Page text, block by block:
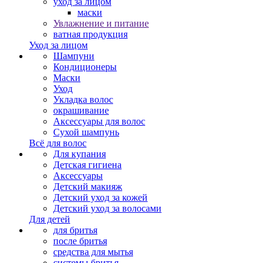
маски
Увлажнение и питание
ватная продукция
Уход за лицом
Шампуни
Кондиционеры
Маски
Уход
Укладка волос
окрашивание
Аксессуары для волос
Сухой шампунь
Всё для волос
Для купания
Детская гигиена
Аксессуары
Детский макияж
Детский уход за кожей
Детский уход за волосами
Для детей
для бритья
после бритья
средства для мытья